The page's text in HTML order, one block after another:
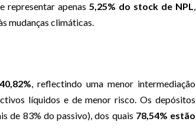
representar apenas 5,25% do stock de NPL,
mudanças climáticas.
, reflectindo uma menor intermediação
líquidos e de menor risco. Os depósitos
de 83% do passivo), dos quais 78,54% estão